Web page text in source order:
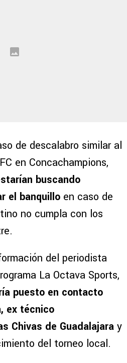
de descalabro similar al
en Concachampions,
buscando
el banquillo en caso de
no cumpla con los
del periodista
La Octava Sports,
puesto en contacto
ex técnico
Chivas de Guadalajara y
del torneo local.